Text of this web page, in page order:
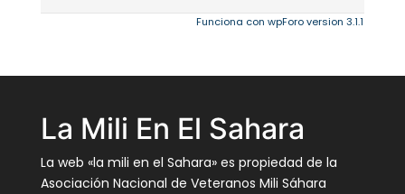
Funciona con wpForo version 3.1.1
La Mili En El Sahara
La web «la mili en el Sahara» es propiedad de la
Asociación Nacional de Veteranos Mili Sáhara